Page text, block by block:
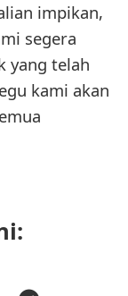
impikan,
segera
yang telah
kami akan